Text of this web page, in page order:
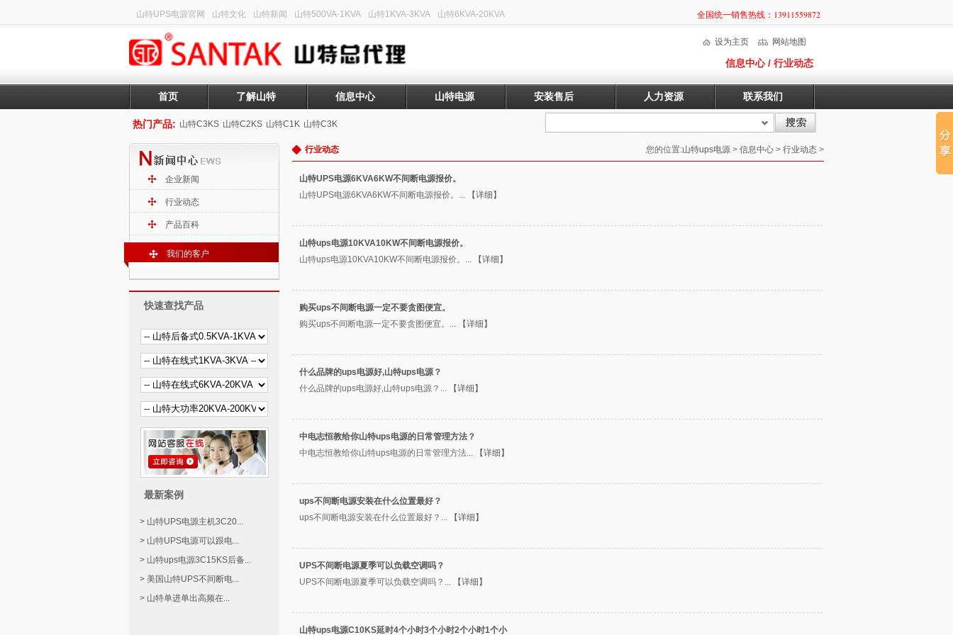
全国统一销售热线：13911559872
山特UPS电源官网 山特文化 山特新闻 山特500VA-1KVA 山特1KVA-3KVA 山特6KVA-20KVA
网站地图
设为主页
信息中心 / 行业动态
首页 了解山特 信息中心 山特电源 安装售后 人力资源 联系我们
热门产品: 山特C3KS 山特C2KS 山特C1K 山特C3K
企业新闻
行业动态
产品百科
我们的客户
快速查找产品
最新案例
> 山特UPS电源主机3C20...
> 山特UPS电源可以跟电...
> 山特ups电源3C15KS后备...
> 美国山特UPS不间断电...
> 山特单进单出高频在...
行业动态 您的位置:山特ups电源 > 信息中心 > 行业动态 >
山特UPS电源6KVA6KW不间断电源报价。
山特UPS电源6KVA6KW不间断电源报价。...
【详细】
山特ups电源10KVA10KW不间断电源报价。
山特ups电源10KVA10KW不间断电源报价。...
【详细】
购买ups不间断电源一定不要贪图便宜。
购买ups不间断电源一定不要贪图便宜。...
【详细】
什么品牌的ups电源好,山特ups电源？
什么品牌的ups电源好,山特ups电源？...
【详细】
中电志恒教给你山特ups电源的日常管理方法？
中电志恒教给你山特ups电源的日常管理方法...
【详细】
ups不间断电源安装在什么位置最好？
ups不间断电源安装在什么位置最好？...
【详细】
UPS不间断电源夏季可以负载空调吗？
UPS不间断电源夏季可以负载空调吗？...
【详细】
山特ups电源C10KS延时4个小时3个小时2个小时1个小